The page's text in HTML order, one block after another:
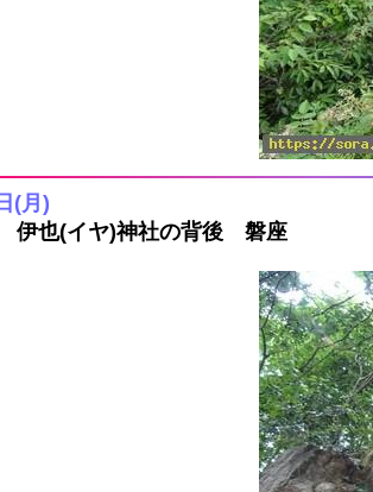
(月)
伊也(イヤ)神社の背後 磐座